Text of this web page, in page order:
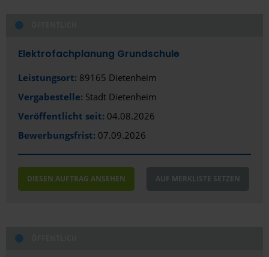
Elektrofachplanung Grundschule
Leistungsort: 89165 Dietenheim
Vergabestelle: Stadt Dietenheim
Veröffentlicht seit: 04.08.2026
Bewerbungsfrist: 07.09.2026
DIESEN AUFTRAG ANSEHEN AUF MERKLISTE SETZEN